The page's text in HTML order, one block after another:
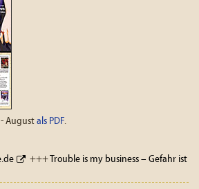
August als PDF.
+++Trouble is my business – Gefahr ist